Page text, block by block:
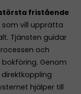
fristående
vill upprätta
Tjänsten guidar
och
Genom
hjälper till